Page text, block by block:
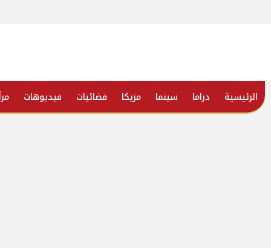
الرئيسية دراما سينما مزيكا فضائيات فيديوهات